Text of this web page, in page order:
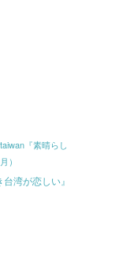
『素晴らし
）
湾が恋しい』